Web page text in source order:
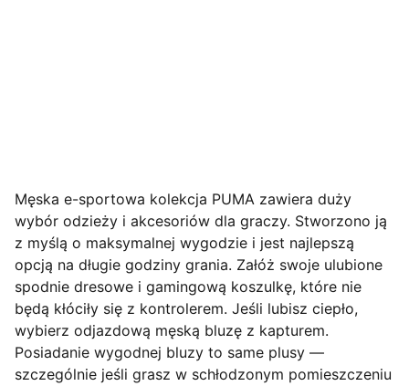
Męska e-sportowa kolekcja PUMA zawiera duży
wybór odzieży i akcesoriów dla graczy. Stworzono ją
z myślą o maksymalnej wygodzie i jest najlepszą
opcją na długie godziny grania. Załóż swoje ulubione
spodnie dresowe i gamingową koszulkę, które nie
będą kłóciły się z kontrolerem. Jeśli lubisz ciepło,
wybierz odjazdową męską bluzę z kapturem.
Posiadanie wygodnej bluzy to same plusy —
szczególnie jeśli grasz w schłodzonym pomieszczeniu